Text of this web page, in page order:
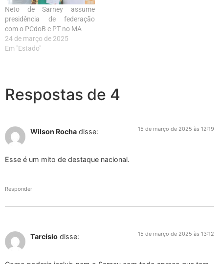
Neto de Sarney assume
presidência de federação
com o PCdoB e PT no MA
24 de março de 2025
Em "Estado"
Respostas de 4
Wilson Rocha disse: 15 de março de 2025 às 12:19
Esse é um mito de destaque nacional.
Responder
Tarcísio disse: 15 de março de 2025 às 13:12